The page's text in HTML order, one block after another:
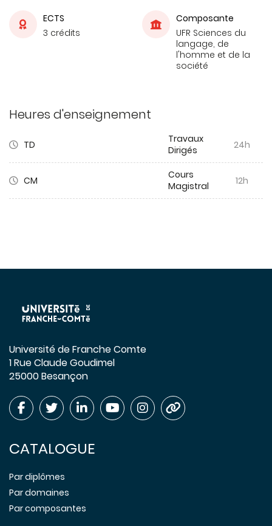
ECTS
3 crédits
Composante
UFR Sciences du
langage, de
l'homme et de la
société
Heures d'enseignement
TD
Travaux
Dirigés
24h
CM
Cours
Magistral
12h
Université de Franche Comte
1 Rue Claude Goudimel
25000 Besançon
CATALOGUE
Par diplômes
Par domaines
Par composantes